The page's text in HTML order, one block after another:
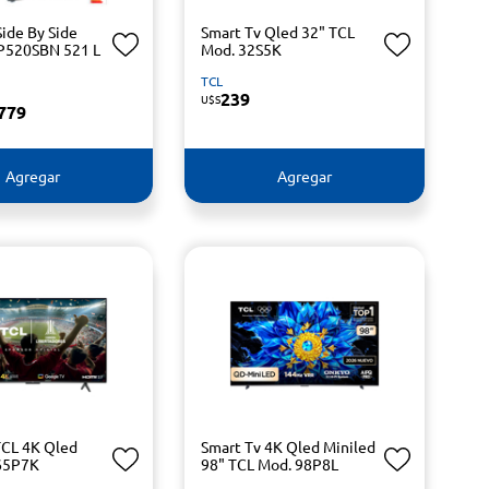
By Side
521 L
Agregar
Smart Tv Qled 32" TCL
Mod. 32S5K
TCL
U$S239
Agregar
4K Qled
Smart Tv 4K Qled Miniled
98" TCL Mod. 98P8L